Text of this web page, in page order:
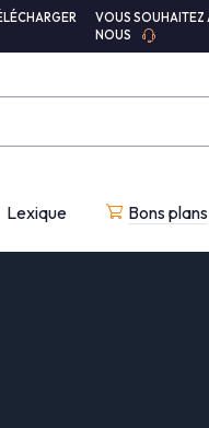
VOUS SOUHAITEZ
NOUS
Lexique Bons plans